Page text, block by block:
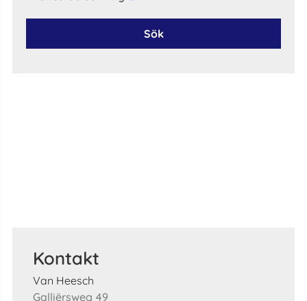
Sök
Kontakt
Van Heesch
Galliërsweg 49